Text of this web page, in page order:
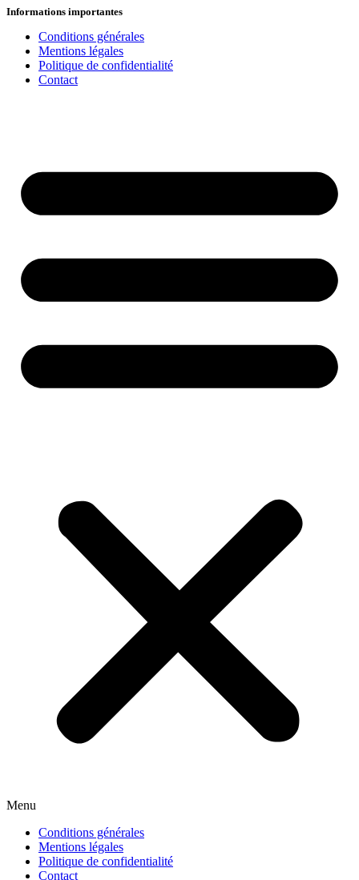
Informations importantes
Conditions générales
Mentions légales
Politique de confidentialité
Contact
Menu
Conditions générales
Mentions légales
Politique de confidentialité
Contact